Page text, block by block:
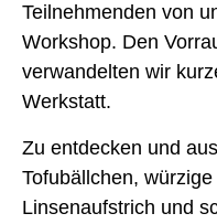
Teilnehmenden von
Workshop. Den
verwandelten wir
Werkstatt.
Zu entdecken und
Tofubällchen,
Linsenaufstrich und